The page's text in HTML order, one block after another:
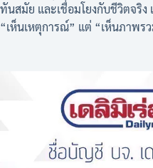
ทันสมัย และเชื่อมโยงกับชีวิตจริง
“เห็นเหตุการณ์” แต่ “เห็นภาพ